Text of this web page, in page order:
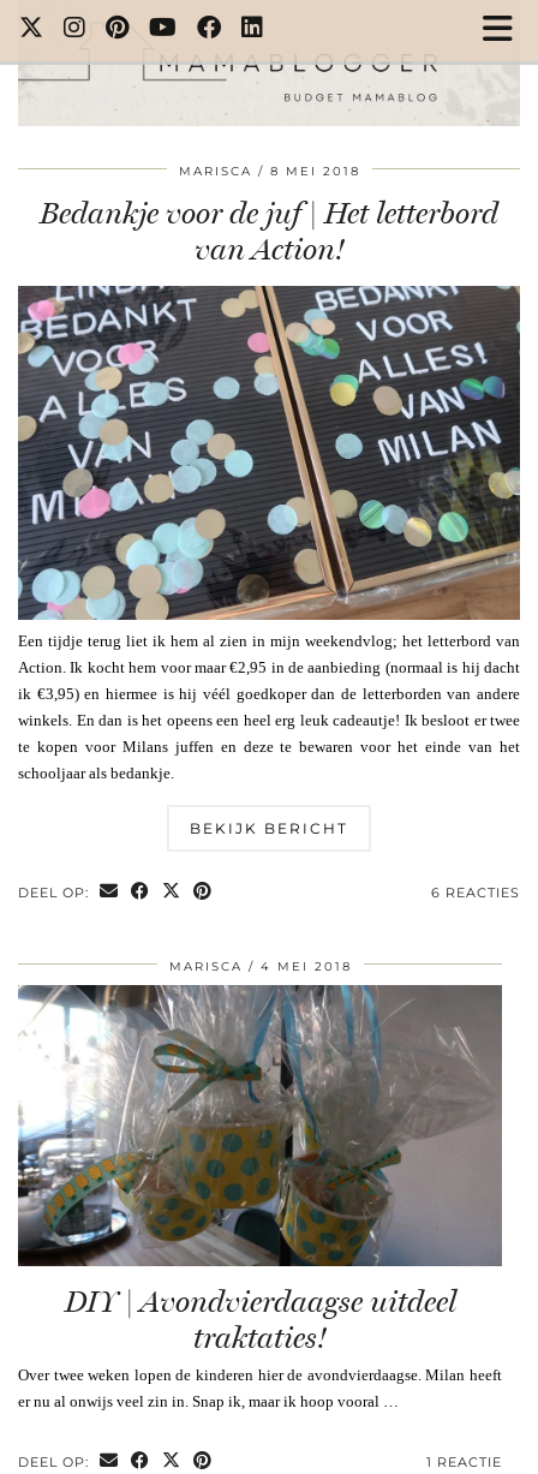
MARISCA 8 MEI 2018
Bedankje voor de juf | Het letterbord
van Action!
Een tijdje terug liet ik hem al zien in mijn weekendvlog; het letterbord van
Action. Ik kocht hem voor maar €2,95 in de aanbieding (normaal is hij dacht
ik €3,95) en hiermee is hij véél goedkoper dan de letterborden van andere
winkels. En dan is het opeens een heel erg leuk cadeautje! Ik besloot er twee
te kopen voor Milans juffen en deze te bewaren voor het einde van het
schooljaar als bedankje.
BEKIJK BERICHT
DEEL OP: 6 REACTIES
MARISCA 4 MEI 2018
DIY | Avondvierdaagse uitdeel
traktaties!
Over twee weken lopen de kinderen hier de avondvierdaagse. Milan heeft
er nu al onwijs veel zin in. Snap ik, maar ik hoop vooral …
DEEL OP: 1 REACTIE